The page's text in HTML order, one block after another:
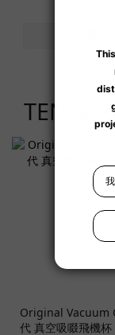
TENGA
Original Vacuum
代 真空吸啜飛機杯